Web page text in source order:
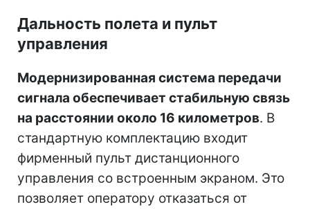
Дальность полета и пульт
управления
Модернизированная система передачи
сигнала обеспечивает стабильную связь
на расстоянии около 16 километров. В
стандартную комплектацию входит
фирменный пульт дистанционного
управления со встроенным экраном. Это
позволяет оператору отказаться от